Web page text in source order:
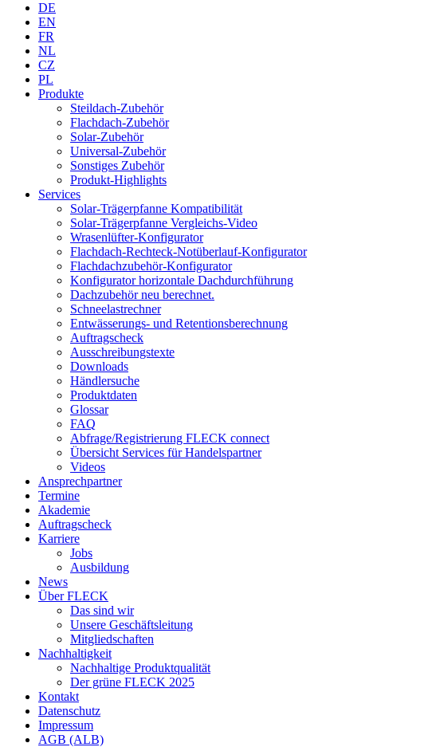
DE
EN
FR
NL
CZ
PL
Produkte
Steildach-Zubehör
Flachdach-Zubehör
Solar-Zubehör
Universal-Zubehör
Sonstiges Zubehör
Produkt-Highlights
Services
Solar-Trägerpfanne Kompatibilität
Solar-Trägerpfanne Vergleichs-Video
Wrasenlüfter-Konfigurator
Flachdach-Rechteck-Notüberlauf-Konfigurator
Flachdachzubehör-Konfigurator
Konfigurator horizontale Dachdurchführung
Dachzubehör neu berechnet.
Schneelastrechner
Entwässerungs- und Retentionsberechnung
Auftragscheck
Ausschreibungstexte
Downloads
Händlersuche
Produktdaten
Glossar
FAQ
Abfrage/Registrierung FLECK connect
Übersicht Services für Handelspartner
Videos
Ansprechpartner
Termine
Akademie
Auftragscheck
Karriere
Jobs
Ausbildung
News
Über FLECK
Das sind wir
Unsere Geschäftsleitung
Mitgliedschaften
Nachhaltigkeit
Nachhaltige Produktqualität
Der grüne FLECK 2025
Kontakt
Datenschutz
Impressum
AGB (ALB)